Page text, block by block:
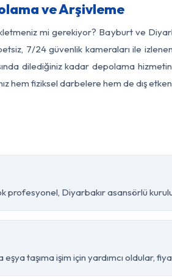
ve Arşivleme
mi gerekiyor? Bayburt ve
7/24 güvenlik kameraları ile
dilediğiniz kadar depolama
hem fiziksel darbelere hem de dış
profesyonel, Diyarbakır asansörlü
taşıma işim için yardımcı oldular,